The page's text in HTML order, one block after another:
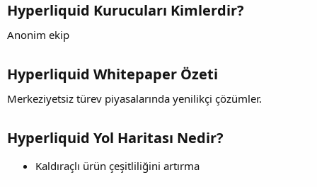
Hyperliquid Kurucuları Kimlerdir?
Anonim ekip
Hyperliquid Whitepaper Özeti
Merkeziyetsiz türev piyasalarında yenilikçi çözümler.
Hyperliquid Yol Haritası Nedir?
Kaldıraçlı ürün çeşitliliğini artırma